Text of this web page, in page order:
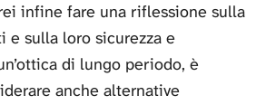
infine fare una riflessione sulla
e sulla loro sicurezza e
di lungo periodo, è
anche alternative